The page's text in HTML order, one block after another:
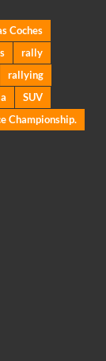
Coches
rally
rallying
SUV
Championship.